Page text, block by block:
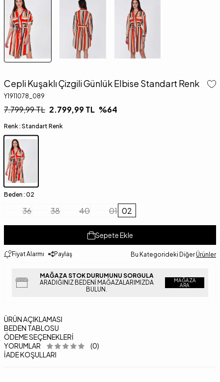
Cepli Kuşaklı Çizgili Günlük Elbise Standart Renk
Y1911078_089
7.799,99TL 2.799,99TL %64
Renk : Standart Renk
Beden : 02
36 38 40 01 02
Sepete Ekle
Fiyat Alarmı Paylaş Bu Kategorideki Diğer Ürünler
MAĞAZA STOK DURUMUNU SORGULA
ARADIĞINIZ BEDENI MAĞAZALARIMIZDA
BULUN.
MAĞAZA
ARA
ÜRÜN AÇIKLAMASI
BEDEN TABLOSU
ÖDEME SEÇENEKLERI
YORUMLAR
(0)
İADE KOŞULLARI